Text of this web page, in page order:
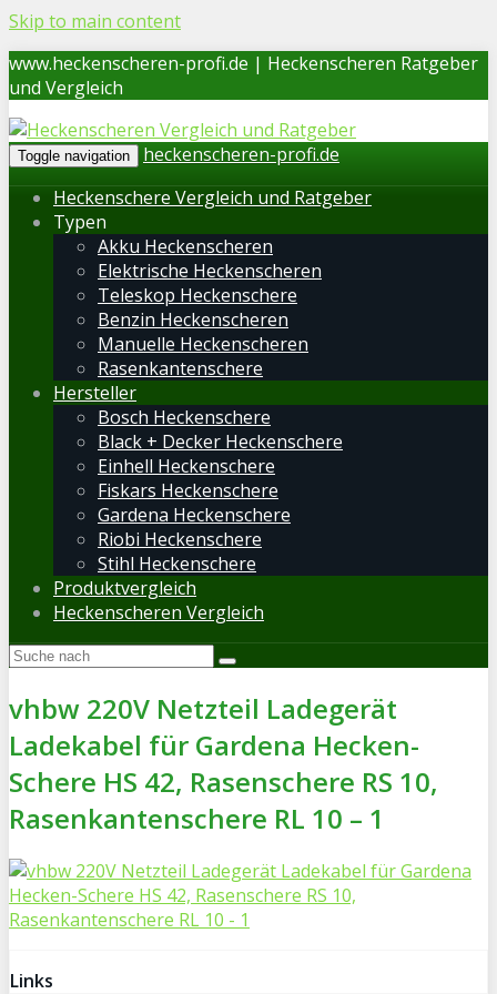
Skip to main content
www.heckenscheren-profi.de | Heckenscheren Ratgeber
und Vergleich
Toggle navigation
heckenscheren-profi.de
Heckenschere Vergleich und Ratgeber
Typen
Akku Heckenscheren
Elektrische Heckenscheren
Teleskop Heckenschere
Benzin Heckenscheren
Manuelle Heckenscheren
Rasenkantenschere
Hersteller
Bosch Heckenschere
Black + Decker Heckenschere
Einhell Heckenschere
Fiskars Heckenschere
Gardena Heckenschere
Riobi Heckenschere
Stihl Heckenschere
Produktvergleich
Heckenscheren Vergleich
vhbw 220V Netzteil Ladegerät
Ladekabel für Gardena Hecken-
Schere HS 42, Rasenschere RS 10,
Rasenkantenschere RL 10 – 1
Links